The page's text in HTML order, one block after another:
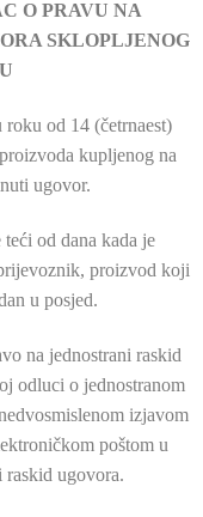
O PRAVU NA
SKLOPLJENOG
od 14 (četrnaest)
kupljenog na
ugovor.
od dana kada je
proizvod koji
u posjed.
na jednostrani raskid
odluci o jednostranom
izjavom
poštom u
raskid ugovora.